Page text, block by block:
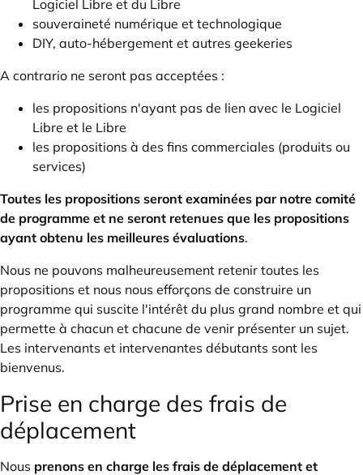
Logiciel Libre et du Libre
souveraineté numérique et technologique
DIY, auto-hébergement et autres geekeries
A contrario ne seront pas acceptées :
les propositions n'ayant pas de lien avec le Logiciel
Libre et le Libre
les propositions à des fins commerciales (produits ou
services)
Toutes les propositions seront examinées par notre comité
de programme et ne seront retenues que les propositions
ayant obtenu les meilleures évaluations.
Nous ne pouvons malheureusement retenir toutes les
propositions et nous nous efforçons de construire un
programme qui suscite l'intérêt du plus grand nombre et qui
permette à chacun et chacune de venir présenter un sujet.
Les intervenants et intervenantes débutants sont les
bienvenus.
Prise en charge des frais de
déplacement
Nous prenons en charge les frais de déplacement et